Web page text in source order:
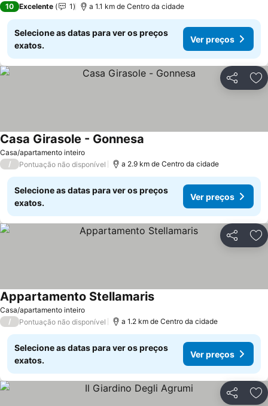
10 Excelente 1 a 1.1 km de Centro da cidade
Selecione as datas para ver os preços
exatos.
Ver preços
Partilhar
Casa/apartamento inteiro
Casa Girasole - Gonnesa
/ Pontuação não disponível a 2.9 km de Centro da cidade
Selecione as datas para ver os preços
exatos.
Ver preços
Partilhar
Casa/apartamento inteiro
Appartamento StellamarisVer preços
/ Pontuação não disponível a 1.2 km de Centro da cidade
Selecione as datas para ver os preços
exatos.
Ver preços
Partilhar